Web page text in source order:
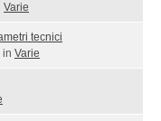
Varie
tecnici
in Varie